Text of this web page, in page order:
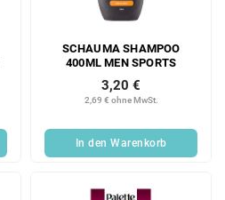
SCHAUMA SHAMPOO
400ML MEN SPORTS
2,69 € ohne MwSt.
3,20 €
In den Warenkorb